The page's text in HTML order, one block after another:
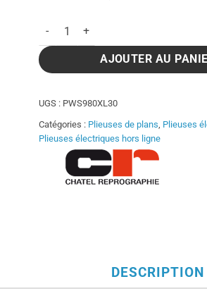
quantité de Plieuse de plans
AJOUTER AU
UGS : PWS980XL30
Catégories : Plieuses de plans, Plieuses
Plieuses électriques hors ligne
DESCRIPTION